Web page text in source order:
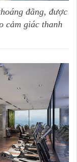
đãng, được
cảm giác thanh